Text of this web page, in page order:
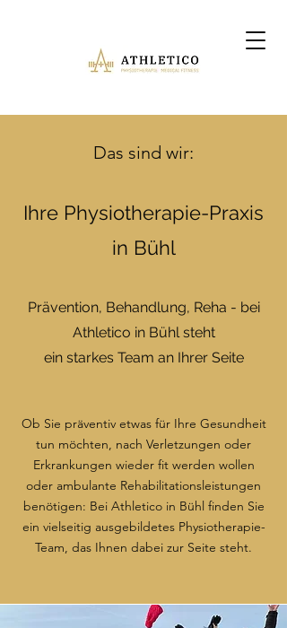
Das sind wir:
Ihre Physiotherapie-Praxis
in Bühl
Prävention, Behandlung, Reha - bei
Athletico in Bühl steht
ein starkes Team an Ihrer Seite
Ob Sie präventiv etwas für Ihre Gesundheit
tun möchten, nach Verletzungen oder
Erkrankungen wieder fit werden wollen
oder ambulante Rehabilitationsleistungen
benötigen: Bei Athletico in Bühl finden Sie
ein vielseitig ausgebildetes Physiotherapie-
Team, das Ihnen dabei zur Seite steht.